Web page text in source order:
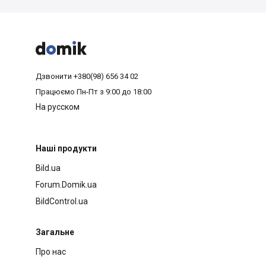



Дзвонити +380(98) 656 34 02
Працюємо Пн-Пт з 9:00 до 18:00
На русском
Наші продукти
Bild.ua
Forum.Domik.ua
BildControl.ua
Загальне
Про нас